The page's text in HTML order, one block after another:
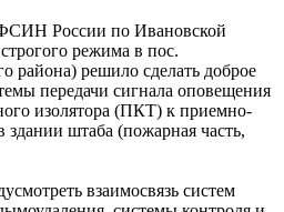
России по Ивановской
режима в пос.
района) решило сделать доброе
передачи сигнала оповещения
изолятора (ПКТ) к приемно-
здании штаба (пожарная часть,
взаимосвязь систем